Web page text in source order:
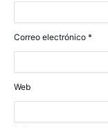
Correo electrónico *
Web